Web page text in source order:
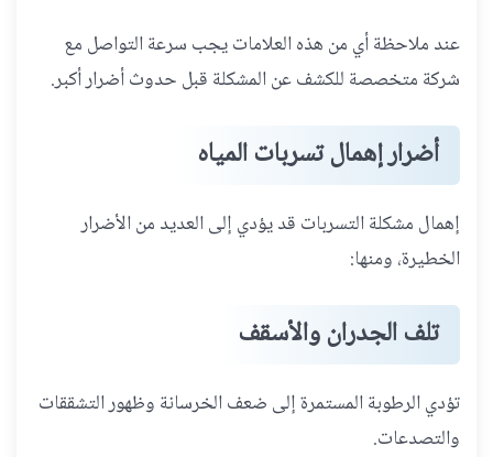
عند ملاحظة أي من هذه العلامات يجب سرعة التواصل مع
شركة متخصصة للكشف عن المشكلة قبل حدوث أضرار أكبر.
أضرار إهمال تسربات المياه
إهمال مشكلة التسربات قد يؤدي إلى العديد من الأضرار
الخطيرة، ومنها:
تلف الجدران والأسقف
تؤدي الرطوبة المستمرة إلى ضعف الخرسانة وظهور التشققات
والتصدعات.